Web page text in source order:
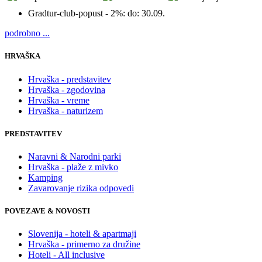
Gradtur-club-popust - 2%: do: 30.09.
podrobno ...
HRVAŠKA
Hrvaška - predstavitev
Hrvaška - zgodovina
Hrvaška - vreme
Hrvaška - naturizem
PREDSTAVITEV
Naravni & Narodni parki
Hrvaška - plaže z mivko
Kamping
Zavarovanje rizika odpovedi
POVEZAVE & NOVOSTI
Slovenija - hoteli & apartmaji
Hrvaška - primerno za družine
Hoteli - All inclusive